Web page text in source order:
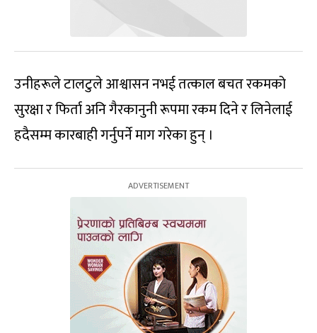
उनीहरूले टालटुले आश्वासन नभई तत्काल बचत रकमको
सुरक्षा र फिर्ता अनि गैरकानुनी रूपमा रकम दिने र लिनेलाई
हदैसम्म कारबाही गर्नुपर्ने माग गरेका हुन् ।